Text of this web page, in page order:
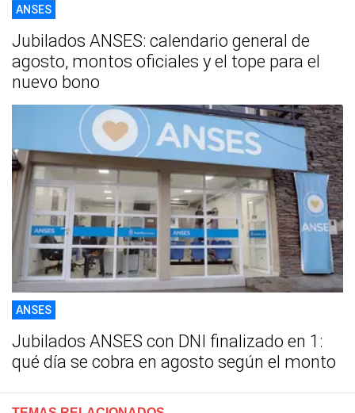
ANSES
Jubilados ANSES: calendario general de
agosto, montos oficiales y el tope para el
nuevo bono
ANSES
Jubilados ANSES con DNI finalizado en 1:
qué día se cobra en agosto según el monto